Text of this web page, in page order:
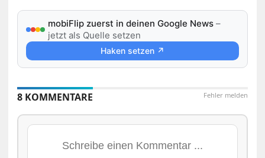
mobiFlip zuerst in deinen Google News –
jetzt als Quelle setzen
Haken setzen ↗
Fehler melden
8 KOMMENTARE